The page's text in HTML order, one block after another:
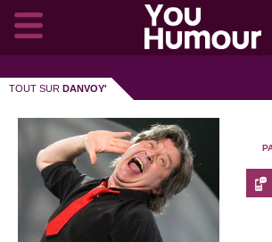
TOUT SUR DANVOY'